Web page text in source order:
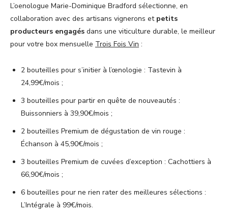
L’oenologue Marie-Dominique Bradford sélectionne, en
collaboration avec des artisans vignerons et petits
producteurs engagés dans une viticulture durable, le meilleur
pour votre box mensuelle Trois Fois Vin :
2 bouteilles pour s’initier à l’œnologie : Tastevin à
24,99€/mois ;
3 bouteilles pour partir en quête de nouveautés :
Buissonniers à 39,90€/mois ;
2 bouteilles Premium de dégustation de vin rouge :
Échanson à 45,90€/mois ;
3 bouteilles Premium de cuvées d’exception : Cachottiers à
66,90€/mois ;
6 bouteilles pour ne rien rater des meilleures sélections :
L’Intégrale à 99€/mois.